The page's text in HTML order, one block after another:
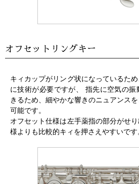
オフセットリングキー
キィカップがリング状になっているた
に技術が必要ですが、 指先に空気の
きるため、細やかな響きのニュアンス
可能です。
オフセット仕様は左手薬指の部分がせ
様よりも比較的キィを押さえやすいです